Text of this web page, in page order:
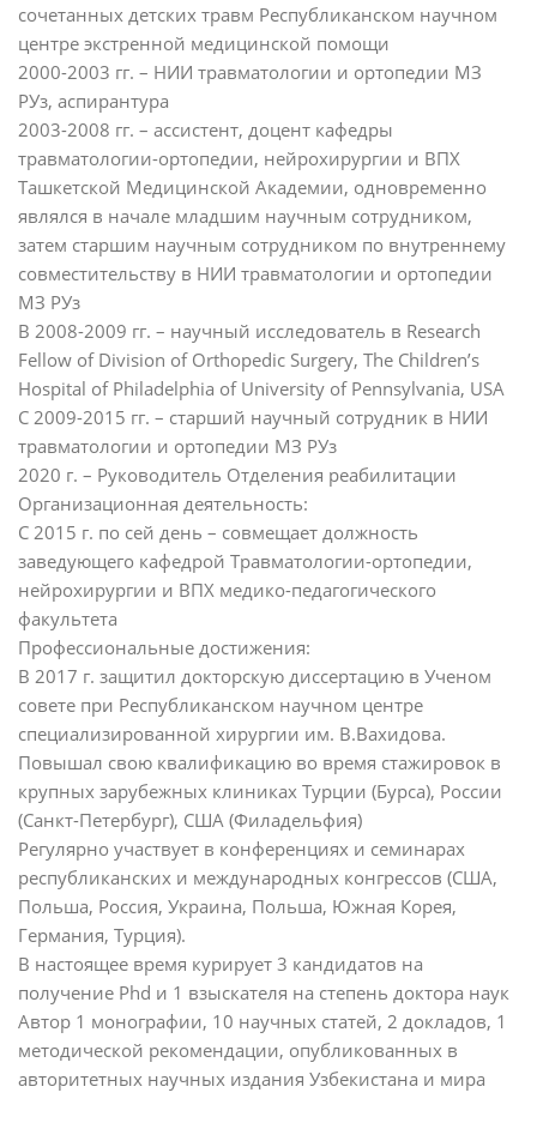
сочетанных детских травм Республиканском научном
центре экстренной медицинской помощи
2000-2003 гг. – НИИ травматологии и ортопедии МЗ
РУз, аспирантура
2003-2008 гг. – ассистент, доцент кафедры
травматологии-ортопедии, нейрохирургии и ВПХ
Ташкетской Медицинской Академии, одновременно
являлся в начале младшим научным сотрудником,
затем старшим научным сотрудником по внутреннему
совместительству в НИИ травматологии и ортопедии
МЗ РУз
В 2008-2009 гг. – научный исследователь в Research
Fellow of Division of Orthopedic Surgery, The Children’s
Hospital of Philadelphia of University of Pennsylvania, USA
С 2009-2015 гг. – старший научный сотрудник в НИИ
травматологии и ортопедии МЗ РУз
2020 г. – Руководитель Отделения реабилитации
Организационная деятельность:
С 2015 г. по сей день – совмещает должность
заведующего кафедрой Травматологии-ортопедии,
нейрохирургии и ВПХ медико-педагогического
факультета
Профессиональные достижения:
В 2017 г. защитил докторскую диссертацию в Ученом
совете при Республиканском научном центре
специализированной хирургии им. В.Вахидова.
Повышал свою квалификацию во время стажировок в
крупных зарубежных клиниках Турции (Бурса), России
(Санкт-Петербург), США (Филадельфия)
Регулярно участвует в конференциях и семинарах
республиканских и международных конгрессов (США,
Польша, Россия, Украина, Польша, Южная Корея,
Германия, Турция).
В настоящее время курирует 3 кандидатов на
получение Phd и 1 взыскателя на степень доктора наук
Автор 1 монографии, 10 научных статей, 2 докладов, 1
методической рекомендации, опубликованных в
авторитетных научных издания Узбекистана и мира